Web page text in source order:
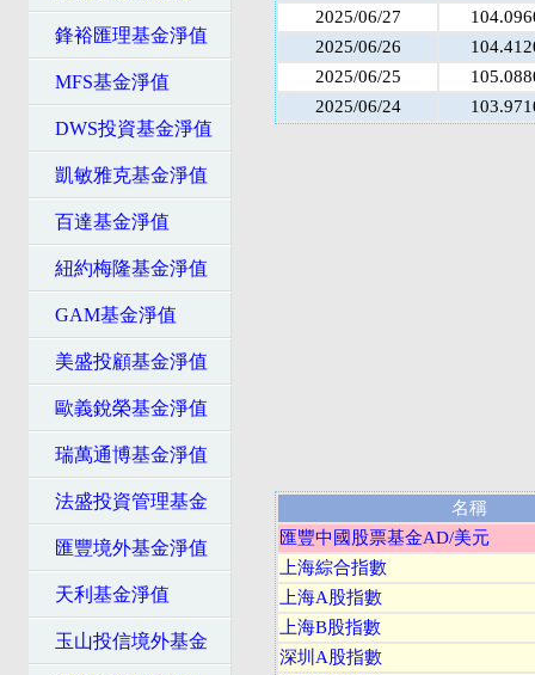
鋒裕匯理基金淨值
MFS基金淨值
DWS投資基金淨值
凱敏雅克基金淨值
百達基金淨值
紐約梅隆基金淨值
GAM基金淨值
美盛投顧基金淨值
歐義銳榮基金淨值
瑞萬通博基金淨值
法盛投資管理基金
匯豐境外基金淨值
天利基金淨值
玉山投信境外基金
2025/06/27
2025/06/26
2025/06/25
2025/06/24
名稱
匯豐中國股票基金AD/美元
上海綜合指數
上海A股指數
上海B股指數
深圳A股指數